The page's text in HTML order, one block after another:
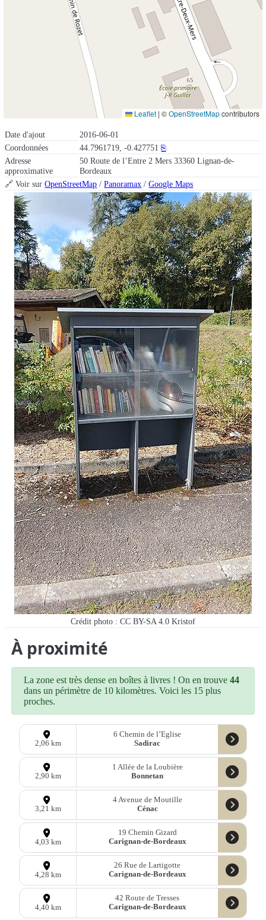
Date d'ajout
2016-06-01
Coordonnées
44.7961719, -0.427751 ⎘
Adresse
approximative
50 Route de l’Entre 2 Mers 33360 Lignan-de-
Bordeaux
🔗 Voir surOpenStreetMap /Panoramax /Google Maps
Crédit photo : CC BY-SA 4.0 Kristof
Leaflet | ©OpenStreetMapcontributors
À proximité
La zone est très dense en boîtes à livres ! On en trouve44
dans un périmètre de 10 kilomètres. Voici les 15 plus
proches.
2,06 km
6 Chemin de l’Eglise
Sadirac
2,90 km
1 Allée de la Loubière
Bonnetan
3,21 km
4 Avenue de Moutille
Cénac
4,03 km
19 Chemin Gizard
Carignan-de-Bordeaux
4,28 km
26 Rue de Lartigotte
Carignan-de-Bordeaux
4,40 km
42 Route de Tresses
Carignan-de-Bordeaux